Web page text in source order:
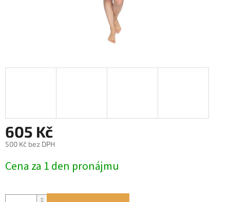
605 Kč
500 Kč bez DPH
cena:
Cena za 1 den pronájmu